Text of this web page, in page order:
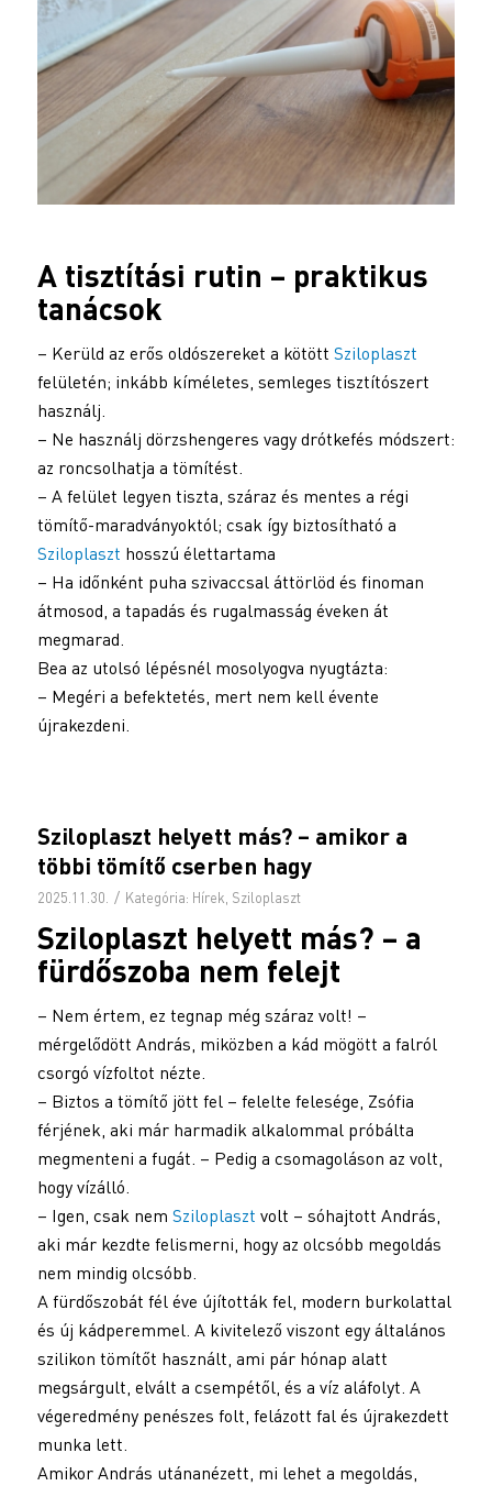
A tisztítási rutin – praktikus
tanácsok
– Kerüld az erős oldószereket a kötött Sziloplaszt
felületén; inkább kíméletes, semleges tisztítószert
használj.
– Ne használj dörzshengeres vagy drótkefés módszert:
az roncsolhatja a tömítést.
– A felület legyen tiszta, száraz és mentes a régi
tömítő-maradványoktól; csak így biztosítható a
Sziloplaszt hosszú élettartama
– Ha időnként puha szivaccsal áttörlöd és finoman
átmosod, a tapadás és rugalmasság éveken át
megmarad.
Bea az utolsó lépésnél mosolyogva nyugtázta:
– Megéri a befektetés, mert nem kell évente
újrakezdeni.
Sziloplaszt helyett más? – amikor a
többi tömítő cserben hagy
2025.11.30. / Kategória: Hírek Sziloplaszt
Sziloplaszt helyett más? – a
fürdőszoba nem felejt
– Nem értem, ez tegnap még száraz volt! –
mérgelődött András, miközben a kád mögött a falról
csorgó vízfoltot nézte.
– Biztos a tömítő jött fel – felelte felesége, Zsófia
férjének, aki már harmadik alkalommal próbálta
megmenteni a fugát. – Pedig a csomagoláson az volt,
hogy vízálló.
– Igen, csak nem Sziloplaszt volt – sóhajtott András,
aki már kezdte felismerni, hogy az olcsóbb megoldás
nem mindig olcsóbb.
A fürdőszobát fél éve újították fel, modern burkolattal
és új kádperemmel. A kivitelező viszont egy általános
szilikon tömítőt használt, ami pár hónap alatt
megsárgult, elvált a csempétől, és a víz aláfolyt. A
végeredmény penészes folt, felázott fal és újrakezdett
munka lett.
Amikor András utánanézett, mi lehet a megoldás,